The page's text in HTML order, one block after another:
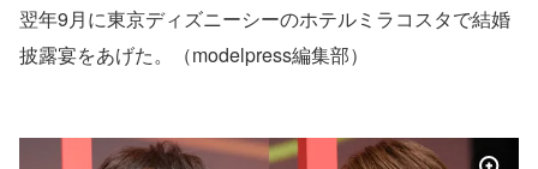
翌年9月に東京ディズニーシーのホテルミラコスタで結婚
披露宴をあげた。（modelpress編集部）